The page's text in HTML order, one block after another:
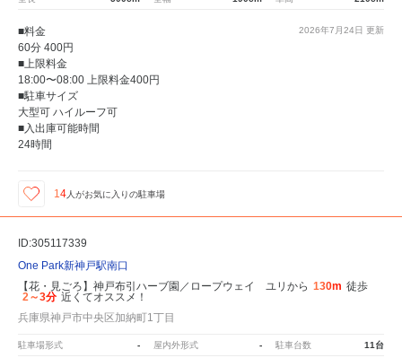
2026年7月24日 更新
■料金
60分 400円
■上限料金
18:00〜08:00 上限料金400円
■駐車サイズ
大型可 ハイルーフ可
■入出庫可能時間
24時間
14人がお気に入りの駐車場
ID:305117339
One Park新神戸駅南口
【花・見ごろ】神戸布引ハーブ園／ロープウェイ ユリから 130m 徒歩
2～3分 近くてオススメ！
兵庫県神戸市中央区加納町1丁目
駐車場形式 - 屋内外形式 - 駐車台数 11台